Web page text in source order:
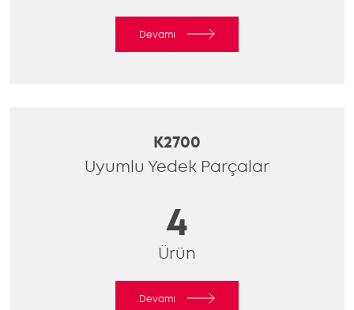
Devamı
K2700
Uyumlu Yedek Parçalar
4
Ürün
Devamı